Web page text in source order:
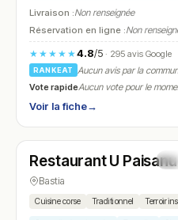
Livraison :Non renseignée
Réservation en ligne :Non
★★★★★4.8/5· 295 avis Google
RANKEAT
Aucun avis par la
Vote rapideAucun vote pour le
Voir la fiche→
N° 13
Restaurant U Paisanu
Bastia
Cuisine corse Traditionnel Terroir